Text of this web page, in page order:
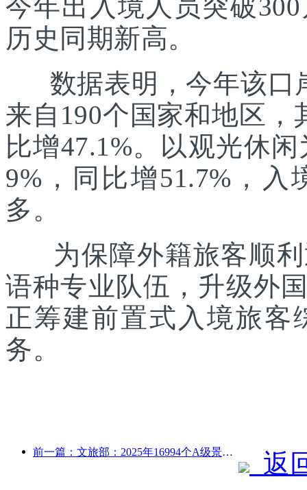
今年出入境人员突破
历史同期新高。
数据表明，今年该口
来自190个国家和地区，
比增47.1%。以观光休
9%，同比增51.7%，
多。
为保障外籍旅客顺利
语种专业队伍，升级外
正筹建前置式入境旅客
务。
前一篇：文旅部：2025年16994个A级景区接待游客75.1亿人次，旅游收入5544.9亿
返